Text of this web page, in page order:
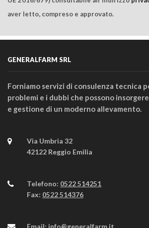
aver letto, compreso e approvato.
GENERALFARM SRL
Forniamo servizi di consulenza tecnica
problemi e i dubbi che possono
e gestione di un moderno allevamento.
Via Umbria 32
42122 Reggio Emilia
Telefono: 0522 514251
Fax: 0522 514376
Email: info@generalfarm.it